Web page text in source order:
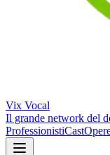
Vix Vocal
Il grande network del
ProfessionistiCast